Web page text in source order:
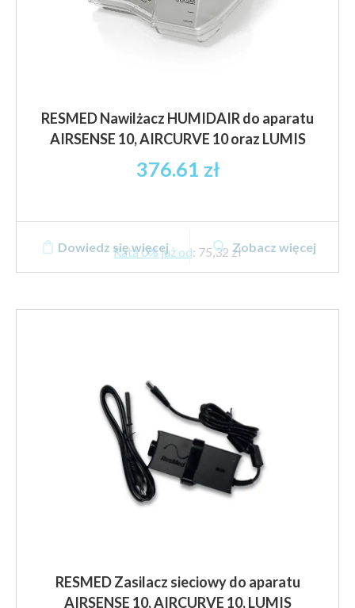
RESMED Nawilżacz HUMIDAIR do aparatu
AIRSENSE 10, AIRCURVE 10 oraz LUMIS
376.61 zł
Rata 0% już od: 75,32 zł
Dowiedz się więcej Zobacz więcej
RESMED Zasilacz sieciowy do aparatu
AIRSENSE 10, AIRCURVE 10, LUMIS